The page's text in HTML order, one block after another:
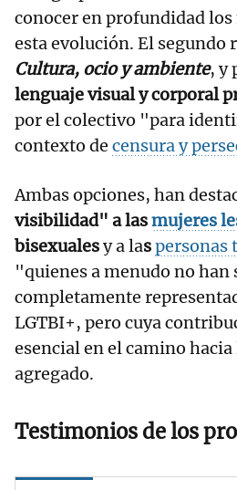
conocer en profundidad
esta evolución. El segundo
Cultura, ocio y ambiente, y
lenguaje visual y corporal
por el colectivo "para
contexto de censura y
Ambas opciones, han
visibilidad" a lasmujeres
bisexualesy a laspersonas
"quienes a menudo no han
completamente
LGTBI+, pero cuya
esencial en el camino
agregado.
Testimonios de los